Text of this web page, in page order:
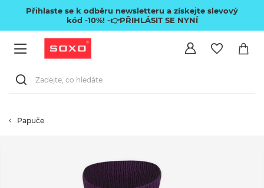
Přihlaste se k odběru newsletteru a získejte slevový
kód -10%! -👉PŘIHLÁSIT SE NYNÍ
Papuče